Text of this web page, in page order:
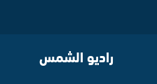
راديو الشمس